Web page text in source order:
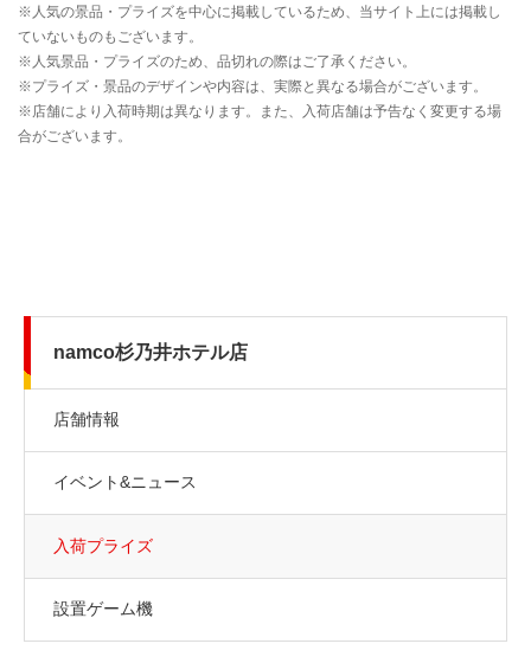
namco杉乃井ホテル店
店舗情報
イベント&ニュース
入荷プライズ
設置ゲーム機